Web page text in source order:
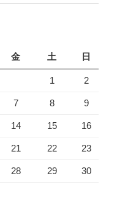
金 土 日
1 2
7 8 9
14 15 16
21 22 23
28 29 30